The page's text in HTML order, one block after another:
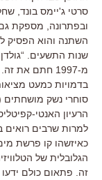
סרטי ג'יימס בונד,
ובפתרונה, מספקת
השתנה והוא הפסיק
מ-1997 חתם
בדמויות כמעט
סוחרי נשק
הרעיון האנטי-
למרות שרבים רואים
כאיזשהו קו פרשת מים
הגלובלית של
זה. פתאום כולם